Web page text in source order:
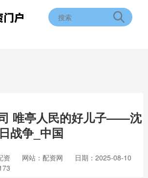
唯亭人民的好儿子——沈
战争_中国
资 网站：配资网
日期：2025-08-10